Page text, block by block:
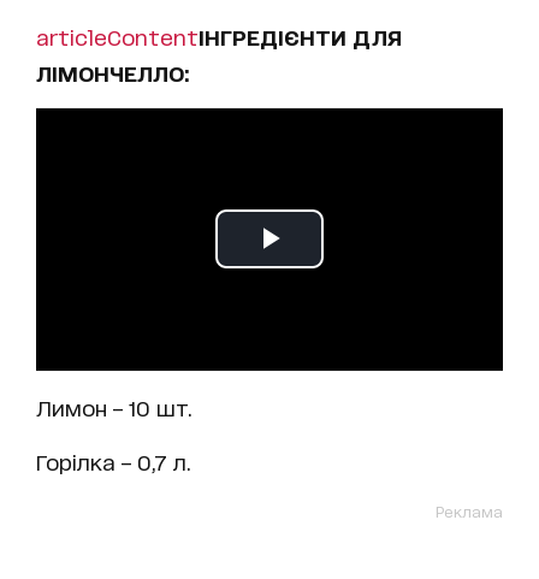
articleContentІНГРЕДІЄНТИ ДЛЯ
ЛІМОНЧЕЛЛО:
Лимон – 10 шт.
Горілка – 0,7 л.
Реклама